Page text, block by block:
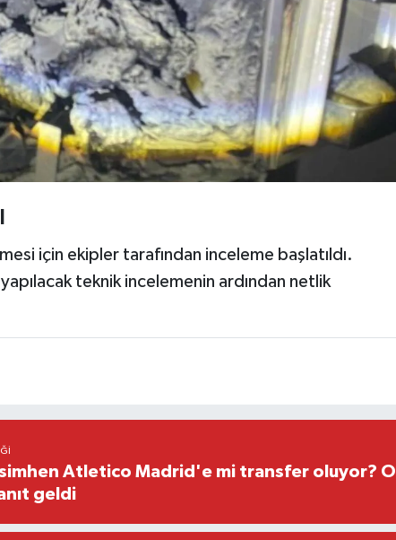
için ekipler tarafından inceleme başlatıldı.
teknik incelemenin ardından netlik
Atletico Madrid'e mi transfer oluyor? O
geldi